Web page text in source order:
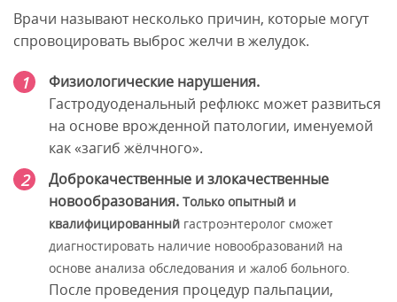
Врачи называют несколько причин, которые могут
спровоцировать выброс желчи в желудок.
Физиологические нарушения.
Гастродуоденальный рефлюкс может развиться
на основе врожденной патологии, именуемой
как «загиб жёлчного».
Доброкачественные и злокачественные
новообразования. Только опытный и
квалифицированный гастроэнтеролог сможет
диагностировать наличие новообразований на
основе анализа обследования и жалоб больного.
После проведения процедур пальпации,